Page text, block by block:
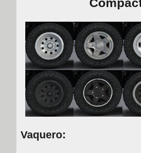
Vaquero: